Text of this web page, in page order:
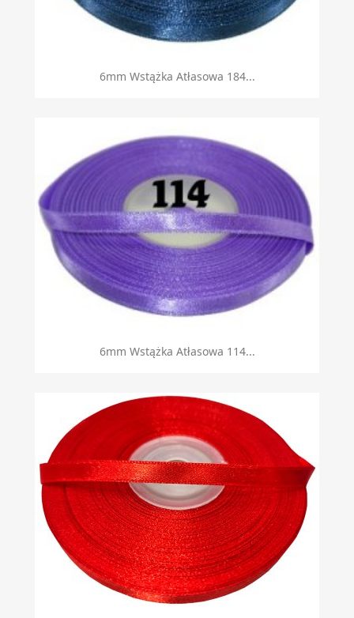
6mm Wstążka Atłasowa 184...
6mm Wstążka Atłasowa 114...